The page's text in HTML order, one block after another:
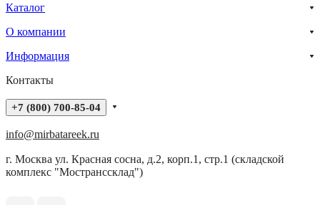
Каталог
О компании
Информация
Контакты
+7 (800) 700-85-04
info@mirbatareek.ru
г. Москва ул. Красная сосна, д.2, корп.1, стр.1 (складской
комплекс "Мостранссклад")